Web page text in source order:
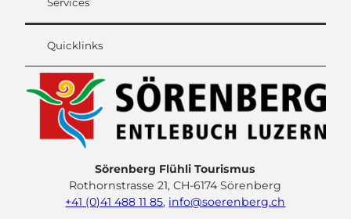
Services
Quicklinks
Sörenberg Flühli Tourismus
Rothornstrasse 21, CH-6174 Sörenberg
+41 (0)41 488 11 85, info@soerenberg.ch